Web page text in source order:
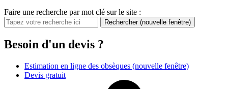
Faire une recherche par mot clé sur le site :
Rechercher (nouvelle fenêtre)
Besoin d'un devis ?
Estimation en ligne des obsèques (nouvelle fenêtre)
Devis gratuit